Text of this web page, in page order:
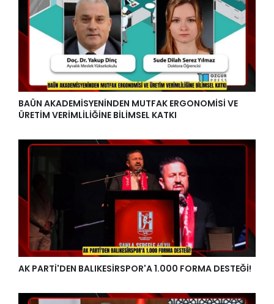
BAÜN AKADEMİSYENİNDEN MUTFAK ERGONOMİSİ VE
ÜRETİM VERİMLİLİĞİNE BİLİMSEL KATKI
AK PARTİ'DEN BALIKESİRSPOR'A 1.000 FORMA DESTEĞİ!